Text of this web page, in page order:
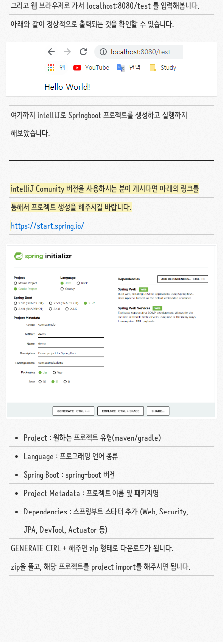
그리고 웹 브라우저로 가서 localhost:8080/test 를 입력해봅니다.
아래와 같이 정상적으로 출력되는 것을 확인할 수 있습니다.
여기까지 intelliJ로 Springboot 프로젝트를 생성하고 실행까지
해보았습니다.
intelliJ Comunity 버전을 사용하시는 분이 계시다면 아래의 링크를
통해서 프로젝트 생성을 해주시길 바랍니다.
https://start.spring.io/
Project : 원하는 프로젝트 유형(maven/gradle)
Language : 프로그래밍 언어 종류
Spring Boot : spring-boot 버전
Project Metadata : 프로젝트 이름 및 패키지명
Dependencies : 스프링부트 스타터 추가 (Web, Security,
JPA, DevTool, Actuator 등)
GENERATE CTRL + 해주면 zip 형태로 다운로드가 됩니다.
zip을 풀고, 해당 프로젝트를 project import를 해주시면 됩니다.